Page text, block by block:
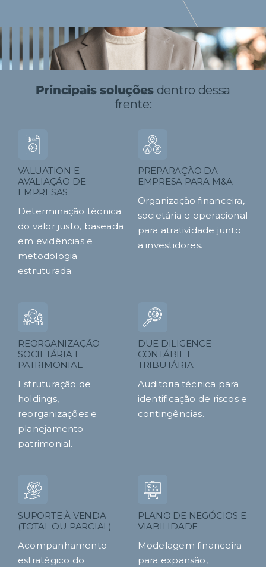
Principais soluções dentro dessa
frente:
VALUATION E
AVALIAÇÃO DE
EMPRESAS
Determinação técnica
do valor justo, baseada
em evidências e
metodologia
estruturada.
PREPARAÇÃO DA
EMPRESA PARA M&A
Organização financeira,
societária e operacional
para atratividade junto
a investidores.
REORGANIZAÇÃO
SOCIETÁRIA E
PATRIMONIAL
Estruturação de
holdings,
reorganizações e
planejamento
patrimonial.
DUE DILIGENCE
CONTÁBIL E
TRIBUTÁRIA
Auditoria técnica para
identificação de riscos e
contingências.
SUPORTE À VENDA
(TOTAL OU PARCIAL)
Acompanhamento
estratégico do
PLANO DE NEGÓCIOS E
VIABILIDADE
Modelagem financeira
para expansão,